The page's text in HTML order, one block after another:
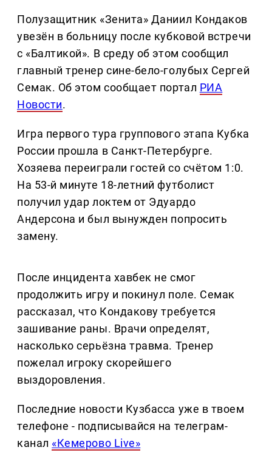
Полузащитник «Зенита» Даниил Кондаков
увезён в больницу после кубковой встречи
с «Балтикой». В среду об этом сообщил
главный тренер сине-бело-голубых Сергей
Семак. Об этом сообщает портал РИА
Новости.
Игра первого тура группового этапа Кубка
России прошла в Санкт-Петербурге.
Хозяева переиграли гостей со счётом 1:0.
На 53-й минуте 18-летний футболист
получил удар локтем от Эдуардо
Андерсона и был вынужден попросить
замену.
После инцидента хавбек не смог
продолжить игру и покинул поле. Семак
рассказал, что Кондакову требуется
зашивание раны. Врачи определят,
насколько серьёзна травма. Тренер
пожелал игроку скорейшего
выздоровления.
Последние новости Кузбасса уже в твоем
телефоне - подписывайся на телеграм-
канал «Кемерово Live»